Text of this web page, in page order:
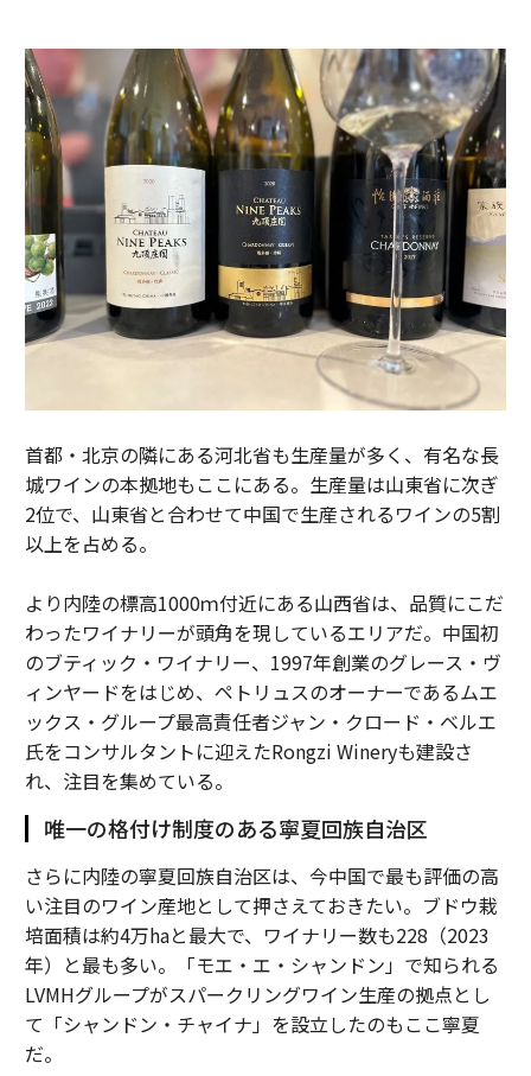
首都・北京の隣にある河北省も生産量が多く、有名な長
城ワインの本拠地もここにある。生産量は山東省に次ぎ
2位で、山東省と合わせて中国で生産されるワインの5割
以上を占める。
より内陸の標高1000ｍ付近にある山西省は、品質にこだ
わったワイナリーが頭角を現しているエリアだ。中国初
のブティック・ワイナリー、1997年創業のグレース・ヴ
ィンヤードをはじめ、ペトリュスのオーナーであるムエ
ックス・グループ最高責任者ジャン・クロード・ベルエ
氏をコンサルタントに迎えたRongzi Wineryも建設さ
れ、注目を集めている。
唯一の格付け制度のある寧夏回族自治区
さらに内陸の寧夏回族自治区は、今中国で最も評価の高
い注目のワイン産地として押さえておきたい。ブドウ栽
培面積は約4万haと最大で、ワイナリー数も228（2023
年）と最も多い。「モエ・エ・シャンドン」で知られる
LVMHグループがスパークリングワイン生産の拠点とし
て「シャンドン・チャイナ」を設立したのもここ寧夏
だ。